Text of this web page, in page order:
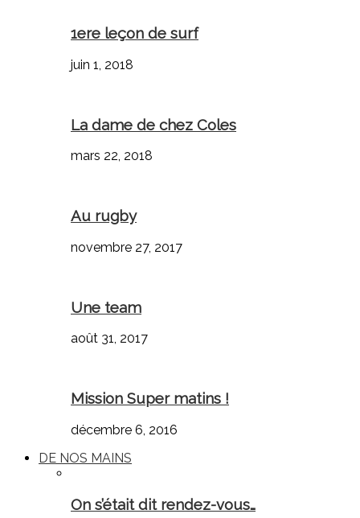
1ere leçon de surf
juin 1, 2018
La dame de chez Coles
mars 22, 2018
Au rugby
novembre 27, 2017
Une team
août 31, 2017
Mission Super matins !
décembre 6, 2016
DE NOS MAINS
On s’était dit rendez-vous…